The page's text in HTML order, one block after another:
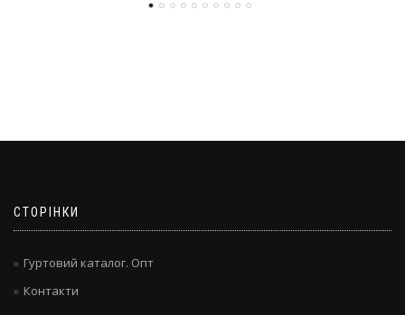
СТОРІНКИ
Гуртовий каталог. Опт
Контакти